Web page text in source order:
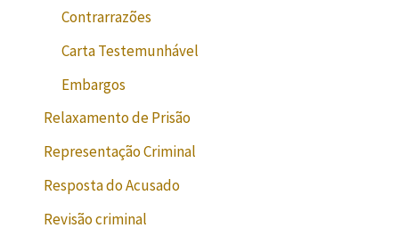
Contrarrazões
Carta Testemunhável
Embargos
Relaxamento de Prisão
Representação Criminal
Resposta do Acusado
Revisão criminal